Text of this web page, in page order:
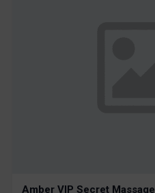
Amber VIP Secret Massage